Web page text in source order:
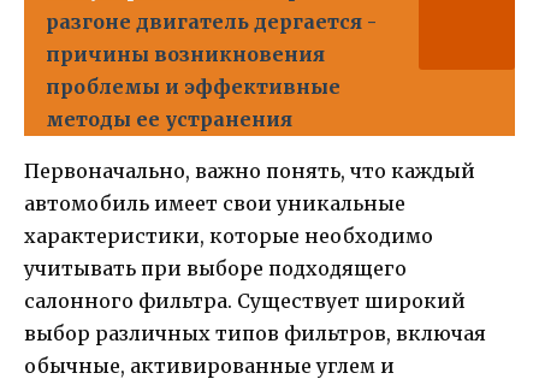
разгоне двигатель дергается -
причины возникновения
проблемы и эффективные
методы ее устранения
Первоначально, важно понять, что каждый
автомобиль имеет свои уникальные
характеристики, которые необходимо
учитывать при выборе подходящего
салонного фильтра. Существует широкий
выбор различных типов фильтров, включая
обычные, активированные углем и